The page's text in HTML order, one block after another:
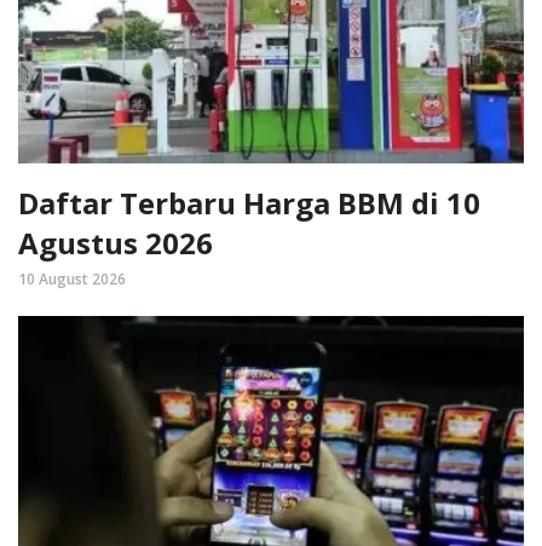
Daftar Terbaru Harga BBM di 10
Agustus 2026
10 August 2026